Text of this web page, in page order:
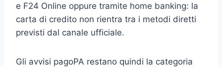
e F24 Online oppure tramite home banking: la
carta di credito non rientra tra i metodi diretti
previsti dal canale ufficiale.
Gli avvisi pagoPA restano quindi la categoria